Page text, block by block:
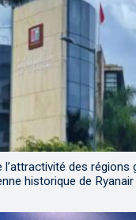
l’attractivité des régions
historique de Ryanair